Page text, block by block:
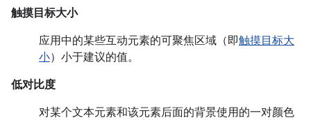
触摸目标大小
应用中的某些互动元素的可聚焦区域（即触摸目标大
小）小于建议的值。
低对比度
对某个文本元素和该元素后面的背景使用的一对颜色